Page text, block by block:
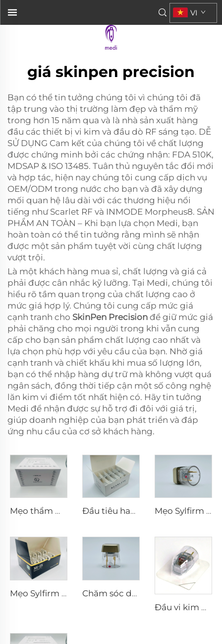
VI
giá skinpen precision
Bạn có thể tin tưởng chúng tôi vì chúng tôi đã
tập trung vào thị trường làm đẹp và thẩm mỹ
trong hơn 15 năm qua và là nhà sản xuất hàng
đầu các thiết bị vi kim và đầu dò RF sáng tạo. DỄ
SỬ DỤNG Cam kết của chúng tôi về chất lượng
được chứng minh bởi các chứng nhận: FDA 510K,
MDSAP & ISO 13485. Tuân thủ nguyên tắc đổi mới
và hợp tác, hiện nay chúng tôi cung cấp dịch vụ
OEM/ODM trong nước cho bạn và đã xây dựng
mối quan hệ lâu dài với các thương hiệu nổi
tiếng như Scarlet RF và INMODE Morpheus8. SẢN
PHẨM AN TOÀN – Khi bạn lựa chọn Medi, bạn
hoàn toàn có thể tin tưởng rằng mình sẽ nhận
được một sản phẩm tuyệt vời cùng chất lượng
vượt trội.
Là một khách hàng mua sỉ, chất lượng và giá cả
phải được cân nhắc kỹ lưỡng. Tại Medi, chúng tôi
hiểu rõ tầm quan trọng của chất lượng cao ở
mức giá hợp lý. Chúng tôi cung cấp mức giá
cạnh tranh cho SkinPen Precision để giữ mức giá
phải chăng cho mọi người trong khi vẫn cung
cấp cho bạn sản phẩm chất lượng cao nhất và
lựa chọn phù hợp với yêu cầu của bạn. Nhờ giá
cạnh tranh và chiết khấu khi mua số lượng lớn,
bạn có thể nhập hàng dự trữ mà không vượt quá
ngân sách, đồng thời tiếp cận một số công nghệ
lăn kim vi điểm tốt nhất hiện có. Hãy tin tưởng
Medi để nhận được sự hỗ trợ đi đôi với giá trị,
giúp doanh nghiệp của bạn phát triển và đáp
ứng nhu cầu của cơ sở khách hàng.
Mẹo thẩm mỹ Pixel8 RF Rohrer 25 49 64 Đầu tiêu hao điện cực lưỡng cực vi kim RF Scarlet S, 25 châm Mẹo Sylfirm X vi kim rf X-25
Mẹo Sylfirm X vi kim rf XE-25
Chăm sóc da vi kim RF Sylfirm X đầu tip Sylfirm X X-25
Đầu vi kim RF Sylfirm X XE-25 cartridge từ Viol